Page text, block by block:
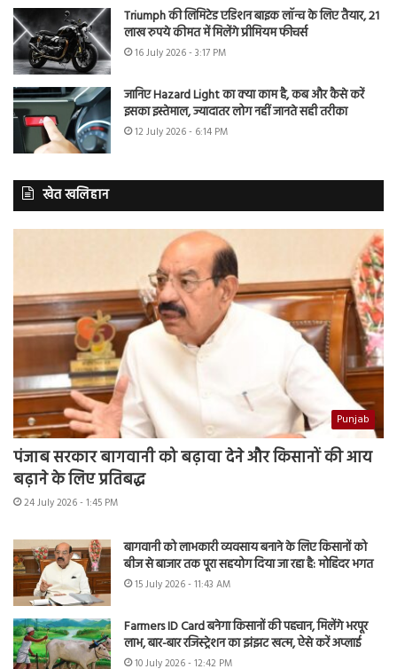
Triumph की लिमिटेड एडिशन बाइक लॉन्च के लिए तैयार, 21
लाख रुपये कीमत में मिलेंगे प्रीमियम फीचर्स
16 July 2026 - 3:17 PM
जानिए Hazard Light का क्या काम है, कब और कैसे करें
इसका इस्तेमाल, ज्यादातर लोग नहीं जानते सही तरीका
12 July 2026 - 6:14 PM
खेत खलिहान
Punjab
पंजाब सरकार बागवानी को बढ़ावा देने और किसानों की आय
बढ़ाने के लिए प्रतिबद्ध
24 July 2026 - 1:45 PM
बागवानी को लाभकारी व्यवसाय बनाने के लिए किसानों को
बीज से बाजार तक पूरा सहयोग दिया जा रहा है: मोहिंदर भगत
15 July 2026 - 11:43 AM
Farmers ID Card बनेगा किसानों की पहचान, मिलेंगे भरपूर
लाभ, बार-बार रजिस्ट्रेशन का झंझट खत्म, ऐसे करें अप्लाई
10 July 2026 - 12:42 PM